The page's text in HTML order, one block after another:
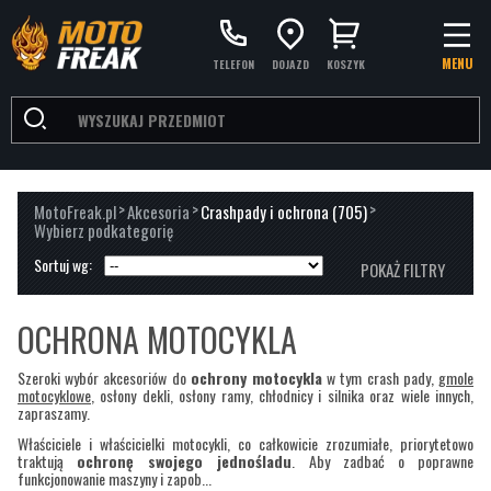
TELEFON DOJAZD KOSZYK MENU
MotoFreak.pl>Akcesoria>Crashpady i ochrona(705)>
Wybierz podkategorię
POKAŻ FILTRY
Sortuj wg:
PRODUCENCI
BARRACUDA
(59)
DE PRETTO MOTO (4)
EVOTECH PERFORMANCE
(280)
GB RACING (116)
OCHRONA MOTOCYKLA
Szeroki wybór akcesoriów do ochrony motocyklaw tym crash pady, gmole
motocyklowe , osłony dekli, osłony ramy, chłodnicy i silnika oraz wiele innych,
zapraszamy.
Właściciele i właścicielki motocykli, co całkowicie zrozumiałe, priorytetowo
traktują ochronę swojego jednośladu . Aby zadbać o poprawne
funkcjonowanie maszyny i zapob...